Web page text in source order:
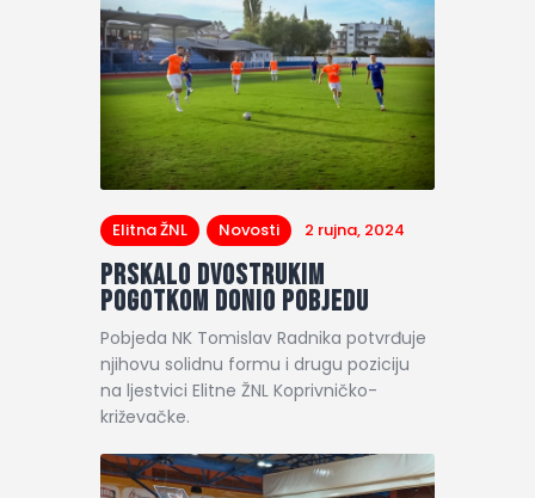
Elitna ŽNL Novosti 2 rujna, 2024
Prskalo dvostrukim
pogotkom donio pobjedu
Pobjeda NK Tomislav Radnika potvrđuje
njihovu solidnu formu i drugu poziciju
na ljestvici Elitne ŽNL Koprivničko-
križevačke.